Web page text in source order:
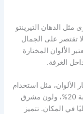
مثل الدهان التيرينتو
تقتصر على الجمال
الألوان المختارة
الغرفة.
الألوان، مثل استخدام
لون أساسي بنسبة 70%، ولون ثانوي بنسبة 20%، ولون مشرق
في المكان. تتميز